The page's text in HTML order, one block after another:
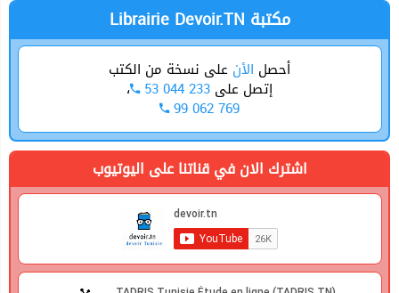
Librairie Devoir.TN مكتبة
أحصل الأن على نسخة من الكتب
إتصل على 53 044 233 ،
99 062 769
اشترك الان في قناتنا على اليوتيوب